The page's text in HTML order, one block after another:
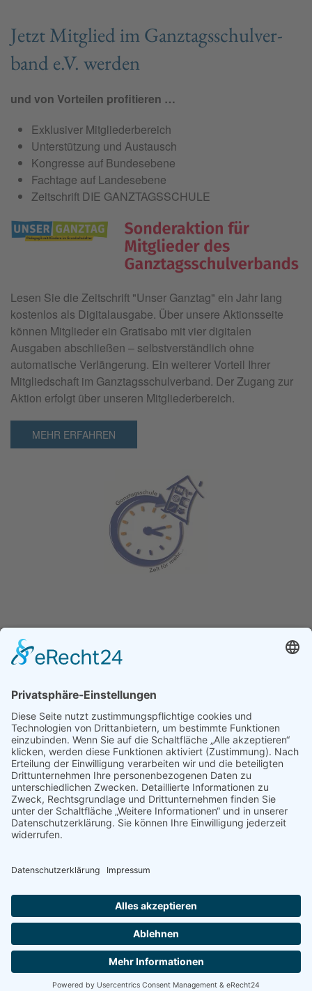
Jetzt Mit­glied im Ganz­tags­schul­ver­
band e.V. wer­den
und von Vorteilen profitieren …
Exklusiver Mitgliederbereich
Unterstützung und Austausch
Kongresse auf Bundesebene
Fachtage auf Landesebene
Zeitschrift DIE GANZTAGSSCHULE
Lesen Sie die Zeitschrift "Unser Ganztag" ein Jahr lang
kostenlos als Digitalausgabe. Über unsere Aktionsseite
können Mitglieder ein Gratisabo mit vier digitalen
Ausgaben abschließen – selbstverständlich ohne
automatische Verlängerung. Ein weiterer Vorteil Ihrer
Mitgliedschaft im Ganztagsschulverband. Der Zugang zur
Aktion erfolgt über unseren Mitgliederbereich.
MEHR ERFAHREN
Ganz­tag­sschul­ver­band e.V.
04277 Leipzig
E-Mail:buelau@ganztagsschulverband.de